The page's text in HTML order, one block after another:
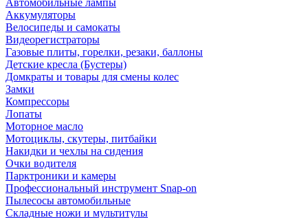
Автомобильные лампы
Аккумуляторы
Велосипеды и самокаты
Видеорегистраторы
Газовые плиты, горелки, резаки, баллоны
Детские кресла (Бустеры)
Домкраты и товары для смены колес
Замки
Компрессоры
Лопаты
Моторное масло
Мотоциклы, скутеры, питбайки
Накидки и чехлы на сидения
Очки водителя
Парктроники и камеры
Профессиональный инструмент Snap-on
Пылесосы автомобильные
Складные ножи и мультитулы